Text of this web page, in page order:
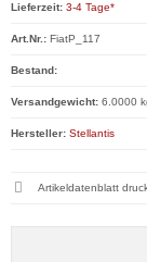
Lieferzeit: 3-4 Tage*
Art.Nr.: FiatP_117
Bestand:
Versandgewicht: 6.0000
Hersteller: Stellantis
Artikeldatenblatt